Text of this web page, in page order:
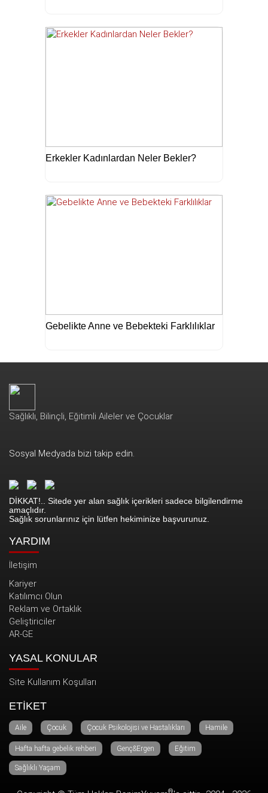
Erkekler Kadınlardan Neler Bekler?
Gebelikte Anne ve Bebekteki Farklılıklar
Sağlıklı, Bilinçli, Eğitimli Aileler ve Çocuklar
Sosyal Medyada bizi takip edin.
DİKKAT!.. Sitede yer alan sağlık içerikleri sadece bilgilendirme
amaçlıdır.
Sağlık sorunlarınız için lütfen hekiminize başvurunuz.
YARDIM
İletişim
Kariyer
Katılımcı Olun
Reklam ve Ortaklık
Geliştiriciler
AR-GE
YASAL KONULAR
Site Kullanım Koşulları
ETİKET
Aile Çocuk Çocuk Psikolojisi ve Hastalıkları Hamile
Hafta hafta gebelik rehberi Genç&Ergen Eğitim
Sağlıklı Yaşam